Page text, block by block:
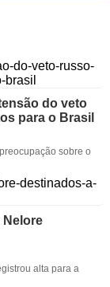
do veto
para o Brasil
sobre o
Nelore
alta para a